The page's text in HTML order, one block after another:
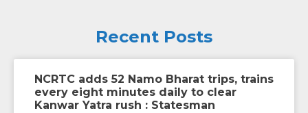
Recent Posts
NCRTC adds 52 Namo Bharat trips, trains
every eight minutes daily to clear
Kanwar Yatra rush : Statesman